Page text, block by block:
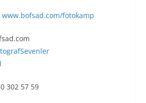
www.bofsad.com/fotokamp
302 57 59